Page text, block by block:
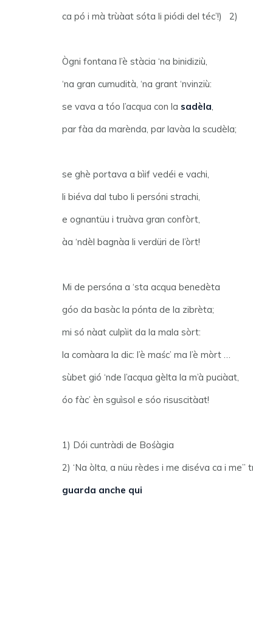
ca pó i mà trùàat sóta li piódi del téc’!) 2)
Ògni fontana l’è stàcia ‘na binidiziù,
‘na gran cumudità, ‘na grant ‘nvinziù:
se vava a tóo l’acqua con la sadèla,
par fàa da marènda, par lavàa la scudèla;
se ghè portava a bìif vedéi e vachi,
li biéva dal tubo li persóni strachi,
e ognantüu i truàva gran confòrt,
àa ‘ndèl bagnàa li verdüri de l’òrt!
Mi de persóna a ‘sta acqua benedèta
góo da basàc la pónta de la zibrèta;
mi só nàat culpìit da la mala sòrt:
la comàara la dic: l’è maśc’ ma l’è mòrt …
sùbet gió ‘nde l’acqua gèlta la m’à puciàat,
óo fàc’ èn sguìsol e sóo risuscitàat!
1) Dói cuntràdi de Bośàgia
2) ‘Na òlta, a nüu rèdes i me diséva ca i
guarda anche qui